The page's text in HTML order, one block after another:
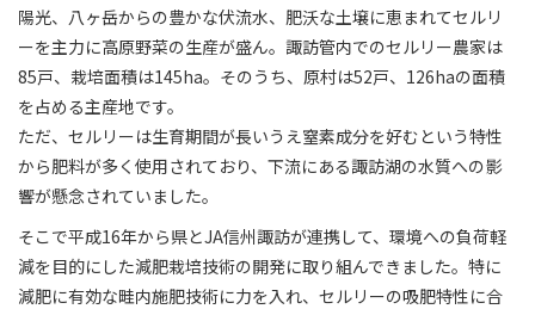
陽光、八ヶ岳からの豊かな伏流水、肥沃な土壌に恵まれてセルリ
ーを主力に高原野菜の生産が盛ん。諏訪管内でのセルリー農家は
85戸、栽培面積は145ha。そのうち、原村は52戸、126haの面積
を占める主産地です。
ただ、セルリーは生育期間が長いうえ窒素成分を好むという特性
から肥料が多く使用されており、下流にある諏訪湖の水質への影
響が懸念されていました。
そこで平成16年から県とJA信州諏訪が連携して、環境への負荷軽
減を目的にした減肥栽培技術の開発に取り組んできました。特に
減肥に有効な畦内施肥技術に力を入れ、セルリーの吸肥特性に合